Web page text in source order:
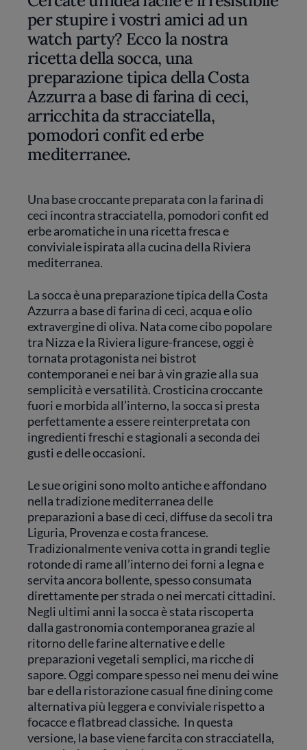
per stupire i vostri amici ad un
watch party? Ecco la nostra
ricetta della socca, una
preparazione tipica della Costa
Azzurra a base di farina di ceci,
arricchita da stracciatella,
pomodori confit ed erbe
mediterranee.
Una base croccante preparata con la farina di
ceci incontra stracciatella, pomodori confit ed
erbe aromatiche in una ricetta fresca e
conviviale ispirata alla cucina della Riviera
mediterranea.
La socca è una preparazione tipica della Costa
Azzurra a base di farina di ceci, acqua e olio
extravergine di oliva. Nata come cibo popolare
tra Nizza e la Riviera ligure-francese, oggi è
tornata protagonista nei bistrot
contemporanei e nei bar à vin grazie alla sua
semplicità e versatilità. Crosticina croccante
fuori e morbida all’interno, la socca si presta
perfettamente a essere reinterpretata con
ingredienti freschi e stagionali a seconda dei
gusti e delle occasioni.
Le sue origini sono molto antiche e affondano
nella tradizione mediterranea delle
preparazioni a base di ceci, diffuse da secoli tra
Liguria, Provenza e costa francese.
Tradizionalmente veniva cotta in grandi teglie
rotonde di rame all’interno dei forni a legna e
servita ancora bollente, spesso consumata
direttamente per strada o nei mercati cittadini.
Negli ultimi anni la socca è stata riscoperta
dalla gastronomia contemporanea grazie al
ritorno delle farine alternative e delle
preparazioni vegetali semplici, ma ricche di
sapore. Oggi compare spesso nei menu dei wine
bar e della ristorazione casual fine dining come
alternativa più leggera e conviviale rispetto a
focacce e flatbread classiche. In questa
versione, la base viene farcita con stracciatella,